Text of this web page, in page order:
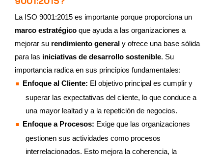
La ISO 9001:2015 es importante porque proporciona un
marco estratégico que ayuda a las organizaciones a
mejorar su rendimiento general y ofrece una base sólida
para las iniciativas de desarrollo sostenible. Su
importancia radica en sus principios fundamentales:
Enfoque al Cliente: El objetivo principal es cumplir y
superar las expectativas del cliente, lo que conduce a
una mayor lealtad y a la repetición de negocios.
Enfoque a Procesos: Exige que las organizaciones
gestionen sus actividades como procesos
interrelacionados. Esto mejora la coherencia, la